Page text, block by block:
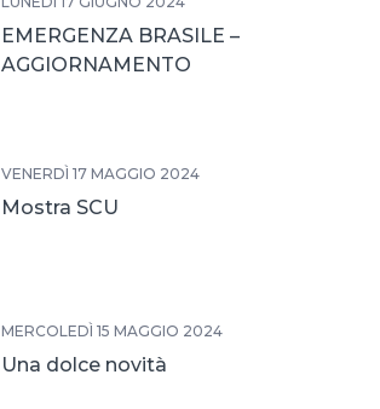
EMERGENZA BRASILE –
AGGIORNAMENTO
VENERDÌ 17 MAGGIO 2024
Mostra SCU
MERCOLEDÌ 15 MAGGIO 2024
Una dolce novità